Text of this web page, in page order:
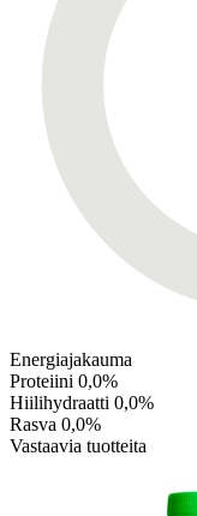
Energiajakauma
Proteiini 0,0%
Hiilihydraatti 0,0%
Rasva 0,0%
Vastaavia tuotteita